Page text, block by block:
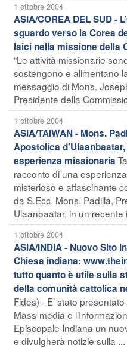
1 ottobre 2004
ASIA/COREA DEL SUD -
sguardo verso la Corea
laici nella missione della
“Le attività missionarie
sostengono e alimentano
messaggio di Mons.
Presidente della
1 ottobre 2004
ASIA/TAIWAN - Mons.
Apostolica
esperienza missionaria
racconto di una
misterioso e affascinante
da S.Ecc. Mons. Padilla,
Ulaanbaatar, in un recente
1 ottobre 2004
ASIA/INDIA - Nuovo Sito
Chiesa indiana:
tutto quanto è utile sulla
della comunità cattolica
Fides) - E’ stato
Mass-media e
Episcopale Indiana un
e divulgherà notizie sulla ...